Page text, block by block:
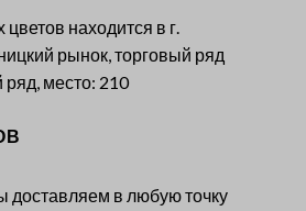
находится в г.
рынок, торговый ряд
место: 210
доставляем в любую точку